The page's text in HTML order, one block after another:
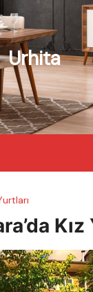
Urhita
Kız